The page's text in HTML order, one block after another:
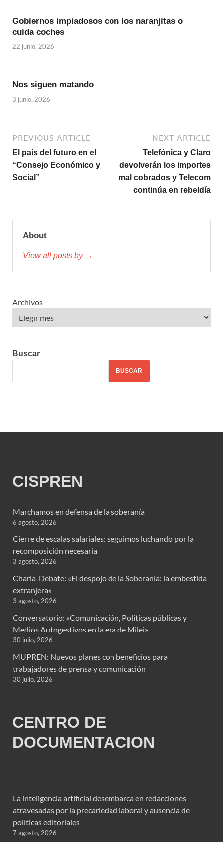
Gobiernos impiadosos con los naranjitas o
cuida coches
22 junio, 2026
Nos siguen matando
3 junio, 2026
PREVIOUS ARTICLE
El país del futuro en el
“Consejo Económico y
Social”
NEXT ARTICLE
Telefónica y Claro
devolverán los importes
mal cobrados y Telecom
continúa en rebeldía
About
View all posts by →
Archivos
Buscar
BUSCAR
CISPREN
Marchamos en defensa de la soberanía
6 agosto, 2026
Cierre de escalas salariales: seguimos luchando por la
recomposición necesaria
3 agosto, 2026
Charla-Debate: «El despojo de la Soberanía: la embestida
extranjera»
3 agosto, 2026
Conversatorio: «Comunicación, Políticas públicas y
Medios Autogestivos en la era de Milei»
30 julio, 2026
MUPREN: Nuevos planes con beneficios para
trabajadores de prensa y comunicación
30 julio, 2026
CENTRO DE
DOCUMENTACION
La inteligencia artificial desembarca en redacciones
atravesadas por la precariedad laboral y ausencia de
políticas editoriales
7 agosto, 2026